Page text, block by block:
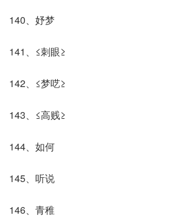
140、妤梦
141、≤刺眼≥
142、≤梦呓≥
143、≤高贱≥
144、如何
145、听说
146、青稚